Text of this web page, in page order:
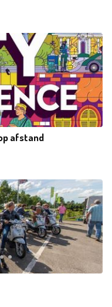
afstand